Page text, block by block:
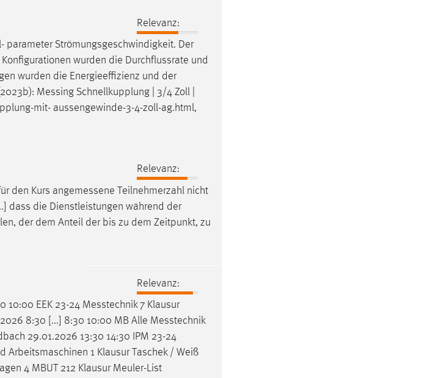
Relevanz:
parameter Strömungsgeschwindigkeit. Der
wurden die Durchflussrate und
wurden die Energieeffizienz und der
Messing Schnellkupplung | 3/4 Zoll |
mit- aussengewinde-3-4-zoll-ag.html,
Relevanz:
den Kurs angemessene Teilnehmerzahl nicht
dass die Dienstleistungen während der
der dem Anteil der bis zu dem Zeitpunkt, zu
Relevanz:
10:00 EEK 23-24 Messtechnik7 Klausur
8:30 [...] 8:30 10:00 MB Alle Messtechnik
29.01.2026 13:30 14:30 IPM 23-24
Arbeitsmaschinen 1 Klausur Taschek / Weiß
4 MBUT 212 Klausur Meuler-List